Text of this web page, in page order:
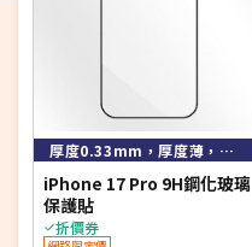
厚度0.33mm，厚度薄，硬度強
iPhone 17 Pro 9H鋼化玻璃
保護貼
折價券